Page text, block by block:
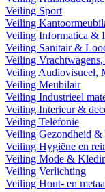
Veiling Sport
Veiling
Veiling Informatica &
Veiling Sanitair &
Veiling
Veiling Audiovisueel,
Veiling Meubilair
Veiling Industrieel
Veiling Interieur &
Veiling Telefonie
Veiling Gezondheid &
Veiling Hygiëne en
Veiling Mode &
Veiling Verlichting
Veiling Hout- en